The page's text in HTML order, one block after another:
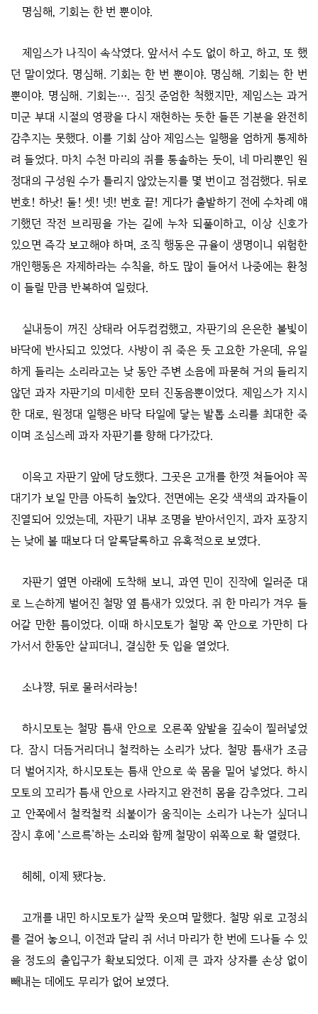
명심해, 기회는 한 번 뿐이야.
제임스가 나직이 속삭였다. 앞서서 수도 없이 하고, 하고, 또 했
던 말이었다. 명심해. 기회는 한 번 뿐이야. 명심해. 기회는 한 번
뿐이야. 명심해. 기회는…. 짐짓 준엄한 척했지만, 제임스는 과거
미군 부대 시절의 영광을 다시 재현하는 듯한 들뜬 기분을 완전히
감추지는 못했다. 이를 기회 삼아 제임스는 일행을 엄하게 통제하
려 들었다. 마치 수천 마리의 쥐를 통솔하는 듯이, 네 마리뿐인 원
정대의 구성원 수가 틀리지 않았는지를 몇 번이고 점검했다. 뒤로
번호! 하낫! 둘! 셋! 넷! 번호 끝! 게다가 출발하기 전에 수차례 얘
기했던 작전 브리핑을 가는 길에 누차 되풀이하고, 이상 신호가
있으면 즉각 보고해야 하며, 조직 행동은 규율이 생명이니 위험한
개인행동은 자제하라는 수칙을, 하도 많이 들어서 나중에는 환청
이 들릴 만큼 반복하여 일렀다.
실내등이 꺼진 상태라 어두컴컴했고, 자판기의 은은한 불빛이
바닥에 반사되고 있었다. 사방이 쥐 죽은 듯 고요한 가운데, 유일
하게 들리는 소리라고는 낮 동안 주변 소음에 파묻혀 거의 들리지
않던 과자 자판기의 미세한 모터 진동음뿐이었다. 제임스가 지시
한 대로, 원정대 일행은 바닥 타일에 닿는 발톱 소리를 최대한 죽
이며 조심스레 과자 자판기를 향해 다가갔다.
이윽고 자판기 앞에 당도했다. 그곳은 고개를 한껏 쳐들어야 꼭
대기가 보일 만큼 아득히 높았다. 전면에는 온갖 색색의 과자들이
진열되어 있었는데, 자판기 내부 조명을 받아서인지, 과자 포장지
는 낮에 볼 때보다 더 알록달록하고 유혹적으로 보였다.
자판기 옆면 아래에 도착해 보니, 과연 민이 진작에 일러준 대
로 느슨하게 벌어진 철망 옆 틈새가 있었다. 쥐 한 마리가 겨우 들
어갈 만한 틈이었다. 이때 하시모토가 철망 쪽 안으로 가만히 다
가서서 한동안 살피더니, 결심한 듯 입을 열었다.
소냐쨩, 뒤로 물러서라능!
하시모토는 철망 틈새 안으로 오른쪽 앞발을 깊숙이 찔러넣었
다. 잠시 더듬거리더니 철컥하는 소리가 났다. 철망 틈새가 조금
더 벌어지자, 하시모토는 틈새 안으로 쑥 몸을 밀어 넣었다. 하시
모토의 꼬리가 틈새 안으로 사라지고 완전히 몸을 감추었다. 그리
고 안쪽에서 철컥철컥 쇠붙이가 움직이는 소리가 나는가 싶더니
잠시 후에 ‘스르륵’하는 소리와 함께 철망이 위쪽으로 확 열렸다.
헤헤, 이제 됐다능.
고개를 내민 하시모토가 살짝 웃으며 말했다. 철망 위로 고정쇠
를 걸어 놓으니, 이전과 달리 쥐 서너 마리가 한 번에 드나들 수 있
을 정도의 출입구가 확보되었다. 이제 큰 과자 상자를 손상 없이
빼내는 데에도 무리가 없어 보였다.